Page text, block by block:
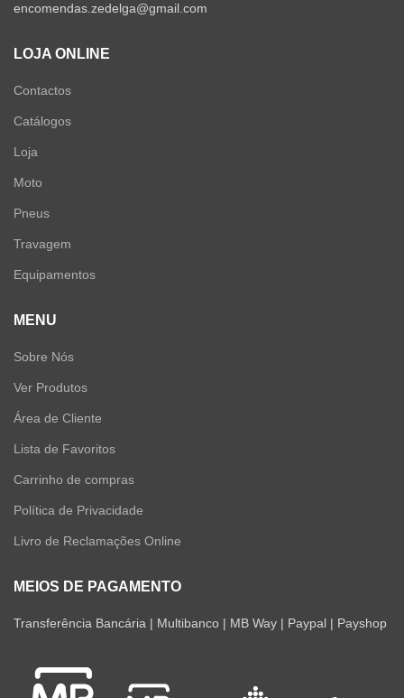
encomendas.zedelga@gmail.com
LOJA ONLINE
Contactos
Catálogos
Loja
Moto
Pneus
Travagem
Equipamentos
MENU
Sobre Nós
Ver Produtos
Área de Cliente
Lista de Favoritos
Carrinho de compras
Política de Privacidade
Livro de Reclamações Online
MEIOS DE PAGAMENTO
Transferência Bancária | Multibanco | MB Way | Paypal | Payshop